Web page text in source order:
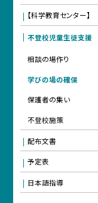
【科学教育センター】
不登校児童生徒支援
相談の場作り
学びの場の確保
保護者の集い
不登校施策
配布文書
予定表
日本語指導